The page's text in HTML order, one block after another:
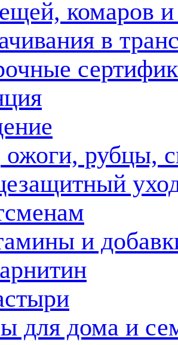
комаров
в
рубцы,
и
для дома и